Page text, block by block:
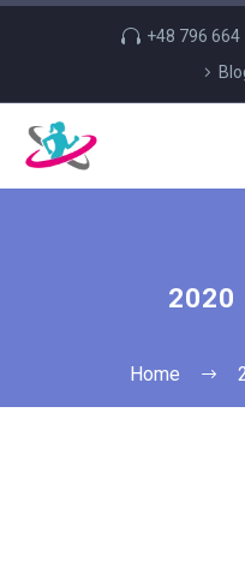
+48 796 664
2020
Home